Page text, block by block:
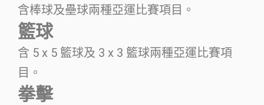
含棒球及壘球兩種亞運比賽項目。
籃球
含 5 x 5 籃球及 3 x 3 籃球兩種亞運比賽項
目。
拳擊